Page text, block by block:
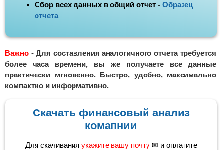
Сбор всех данных в общий отчет - Образец
отчета
Важно - Для составления аналогичного отчета требуется
более часа времени, вы же получаете все данные
практически мгновенно. Быстро, удобно, максимально
компактно и информативно.
Скачать финансовый анализ
комапнии
Для скачивания укажите вашу почту✉ и оплатите